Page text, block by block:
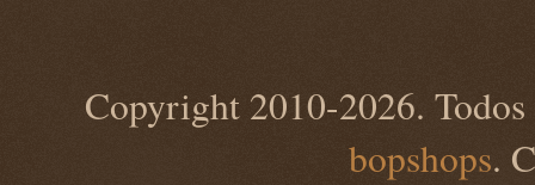
Copyright 2010-2026. Todos
bopshops.